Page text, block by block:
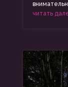
читать